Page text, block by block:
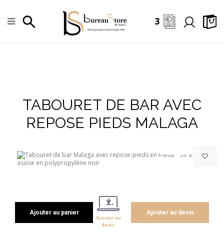
3
TABOURET DE BAR AVEC
REPOSE PIEDS MALAGA
+
Ajouter au panier
Ajouter au
devis
Ajouter au devis